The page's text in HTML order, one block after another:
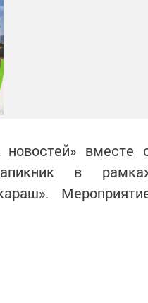
вместе
в